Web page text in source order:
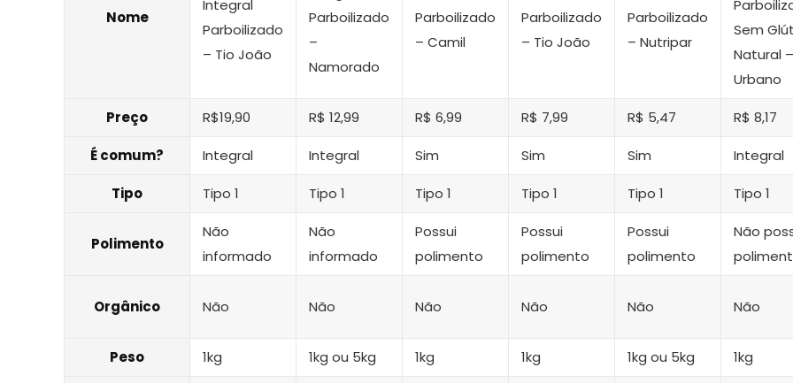
Nome
Integral
Parboilizado
– Tio João
Parboilizado
–
Namorado
Parboilizado
– Camil
Parboilizado
– Tio João
Parboilizado
– Nutripar
Sem
Natural –
Urbano
Preço R$19,90 R$ 12,99 R$ 6,99 R$ 7,99 R$ 5,47 R$ 8,17
É comum? Integral Integral Sim Sim Sim Integral
Tipo Tipo 1 Tipo 1 Tipo 1 Tipo 1 Tipo 1 Tipo 1
Polimento
Não
informado
Não
informado
Possui
polimento
Possui
polimento
Possui
polimento
Não
Orgânico Não Não Não Não Não Não
Peso 1kg 1kg ou 5kg 1kg 1kg 1kg ou 5kg 1kg